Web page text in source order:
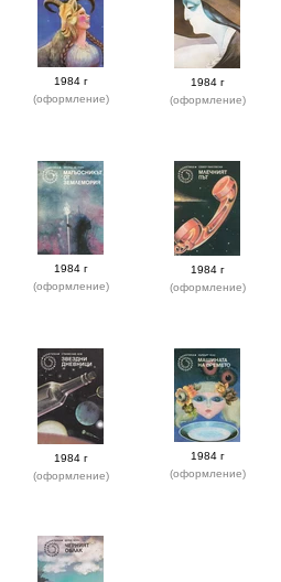
1984 г
(оформление)
1984 г
(оформление)
1984 г
(оформление)
1984 г
(оформление)
1984 г
(оформление)
1984 г
(оформление)